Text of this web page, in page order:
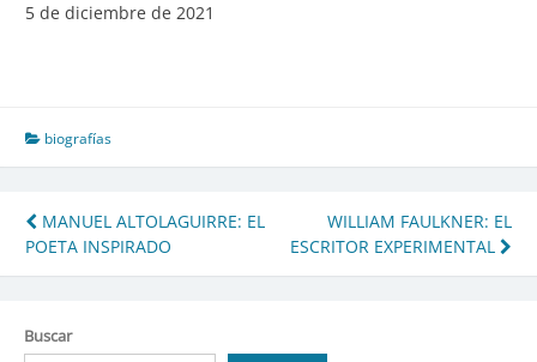
5 de diciembre de 2021
biografías
Navegación
de
MANUEL ALTOLAGUIRRE: EL
POETA INSPIRADO
WILLIAM FAULKNER: EL
ESCRITOR EXPERIMENTAL
Buscar